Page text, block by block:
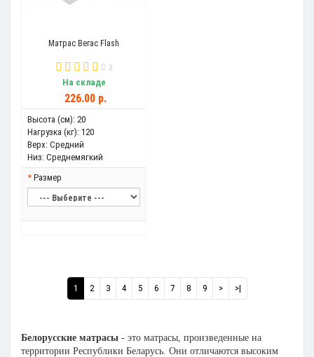
Матрас Вегас Flash
3
На складе
226.00 р.
Высота (см): 20
Нагрузка (кг): 120
Верх: Средний
Низ: Среднемягкий
Размер
1 2 3 4 5 6 7 8 9 > >|
Белорусские матрасы - это матрасы, произведенные на
территории Республики Беларусь. Они отличаются высоким